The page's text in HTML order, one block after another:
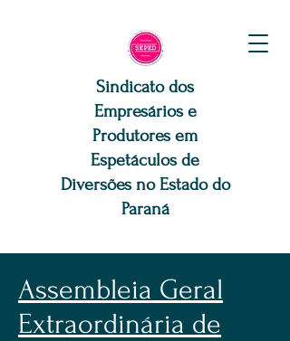
Sindicato dos
Empresários e
Produtores em
Espetáculos de
Diversões no Estado do
Paraná
Assembleia Geral
Extraordinária de